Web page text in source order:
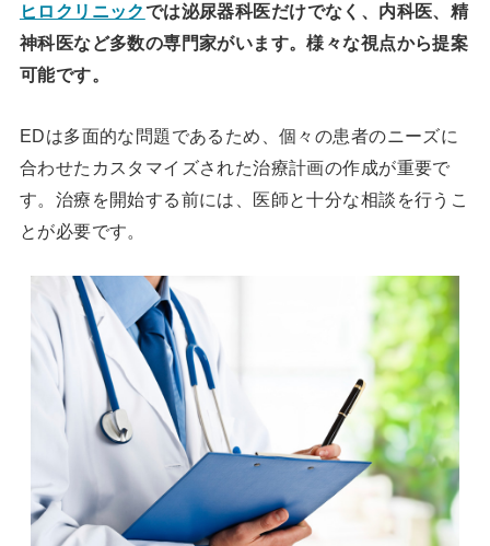
ヒロクリニックでは泌尿器科医だけでなく、内科医、精
神科医など多数の専門家がいます。様々な視点から提案
可能です。
EDは多面的な問題であるため、個々の患者のニーズに
合わせたカスタマイズされた治療計画の作成が重要で
す。治療を開始する前には、医師と十分な相談を行うこ
とが必要です。